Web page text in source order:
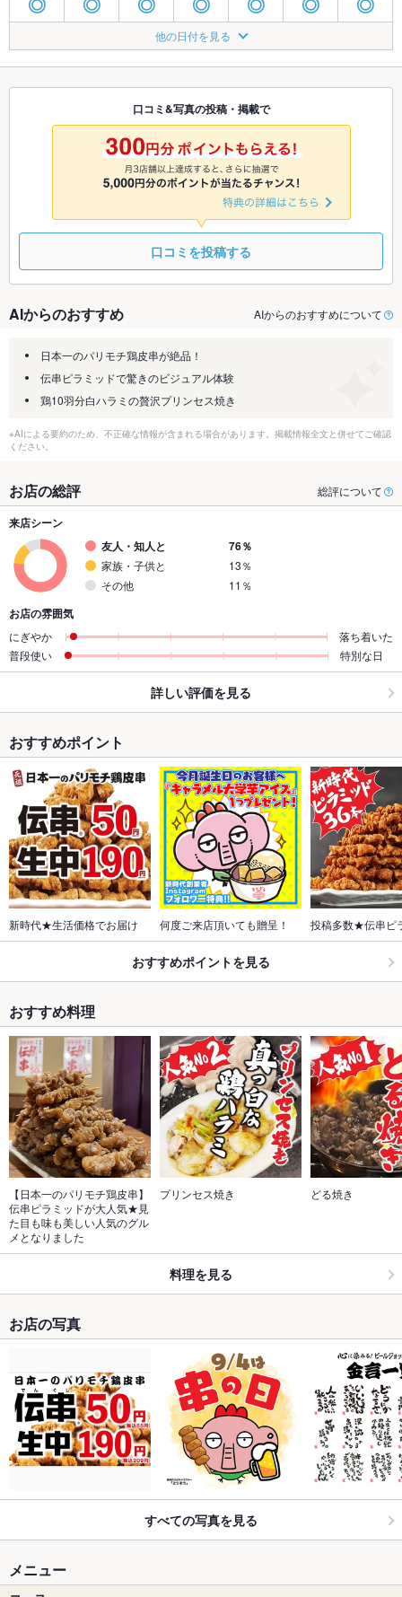
◎ ◎ ◎ ◎ ◎ ◎ ◎
◎ ◎
8/23
◎
8/24
◎
8/25
◎ ◎ ◎
8/28 8/29 8/30
◎
8/31
◎
9/1
◎
9/2 9/3
9/6
◎ ◎ ◎ ◎
他の日付を見る
口コミ&写真の投稿・掲載で
口コミを投稿する
AIからのおすすめ AIからのおすすめについて
日本一のパリモチ鶏皮串が絶品！
伝串ピラミッドで驚きのビジュアル体験
鶏10羽分白ハラミの贅沢プリンセス焼き
※AIによる要約のため、不正確な情報が含まれる場合があります。掲載情報全文と併せてご確認
ください。
お店の総評 総評について
来店シーン
友人・知人と
76％
家族・子供と
13％
その他
11％
お店の雰囲気
にぎやか
落ち着いた
普段使い
特別な日
詳しい評価を見る
おすすめポイント
新時代★生活価格でお届け 何度ご来店頂いても贈呈！ 投稿多数★伝串ピ
おすすめポイントを見る
おすすめ料理
【日本一のパリモチ鶏皮串】
伝串ピラミッドが大人気★見
た目も味も美しい人気のグル
メとなりました
プリンセス焼き どる焼き
料理を見る
お店の写真
すべての写真を見る
メニュー